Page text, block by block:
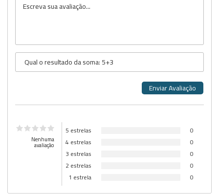
Nenhuma
avaliação
5 estrelas
0
4 estrelas
0
3 estrelas
0
2 estrelas
0
1 estrela
0